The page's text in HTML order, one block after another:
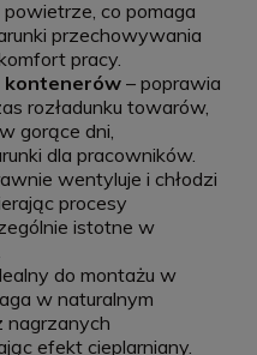
co pomaga
przechowywania
pracy.
kontenerów – poprawia
rozładunku towarów,
gorące dni,
dla pracowników.
wentyluje i chłodzi
procesy
istotne w
do montażu w
w naturalnym
nagrzanych
efekt cieplarniany.